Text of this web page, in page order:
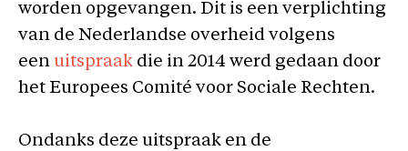
worden opgevangen. Dit is een verplichting
van de Nederlandse overheid volgens
een uitspraak die in 2014 werd gedaan door
het Europees Comité voor Sociale Rechten.
Ondanks deze uitspraak en de